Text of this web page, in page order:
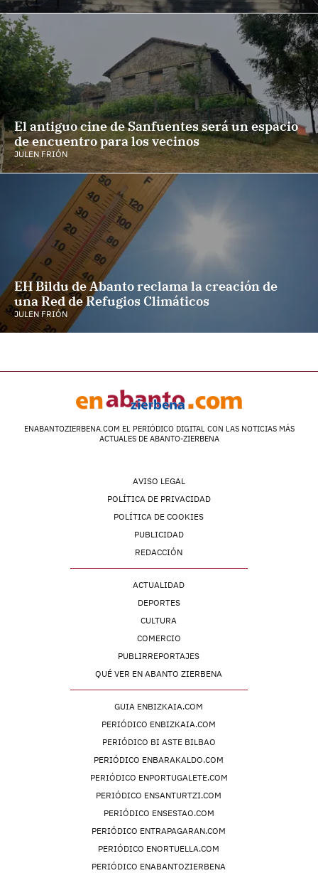
El antiguo cine de Sanfuentes será un espacio
de encuentro para los vecinos
JULEN FRIÓN
EH Bildu de Abanto reclama la creación de
una Red de Refugios Climáticos
JULEN FRIÓN
ENABANTOZIERBENA.COM EL PERIÓDICO DIGITAL CON LAS NOTICIAS MÁS
ACTUALES DE ABANTO-ZIERBENA
AVISO LEGAL
POLÍTICA DE PRIVACIDAD
POLÍTICA DE COOKIES
PUBLICIDAD
REDACCIÓN
ACTUALIDAD
DEPORTES
CULTURA
COMERCIO
PUBLIRREPORTAJES
QUÉ VER EN ABANTO ZIERBENA
GUIA ENBIZKAIA.COM
PERIÓDICO ENBIZKAIA.COM
PERIÓDICO BI ASTE BILBAO
PERIÓDICO ENBARAKALDO.COM
PERIÓDICO ENPORTUGALETE.COM
PERIÓDICO ENSANTURTZI.COM
PERIÓDICO ENSESTAO.COM
PERIÓDICO ENTRAPAGARAN.COM
PERIÓDICO ENORTUELLA.COM
PERIÓDICO ENABANTOZIERBENA